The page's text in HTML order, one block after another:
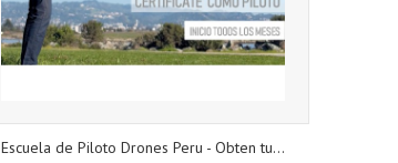
Escuela de Piloto Drones Peru - Obten tu...